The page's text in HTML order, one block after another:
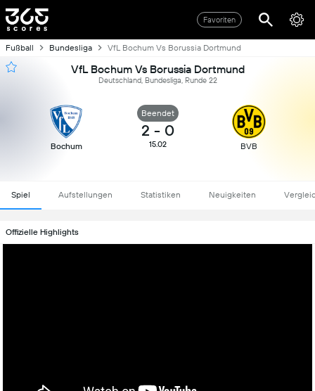
Favoriten
Fußball Bundesliga VfL Bochum Vs Borussia Dortmund
VfL Bochum Vs Borussia Dortmund
Deutschland, Bundesliga, Runde 22
Bochum
Beendet
2 - 0
15.02 BVB
Spiel Aufstellungen Statistiken Neuigkeiten
Offizielle Highlights